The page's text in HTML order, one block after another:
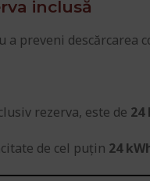
inclusă
a preveni descărcarea
rezerva, este de 24
de cel puțin 24